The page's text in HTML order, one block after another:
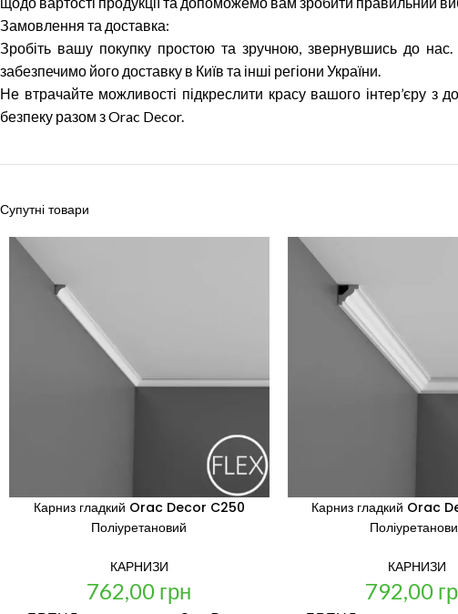
Замовлення та доставка:
Зробіть вашу покупку простою та зручною, звернувшись до
забезпечимо його доставку в Київ та інші регіони України.
Не втрачайте можливості підкреслити красу вашого інтер’єру з
безпеку разом з Orac Decor.
Супутні товари
Карниз гладкий Orac Decor C250
Поліуретановий
КАРНИЗИ
762,00 грн
Карниз гладкий Orac
КАРНИЗИ
792,00